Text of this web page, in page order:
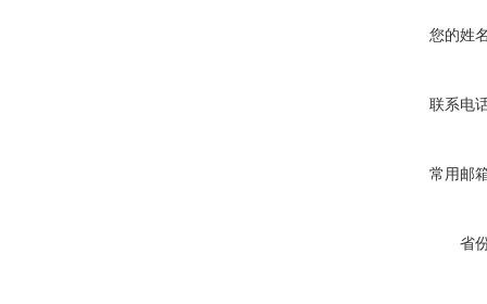
您的姓
联系电
常用邮
省